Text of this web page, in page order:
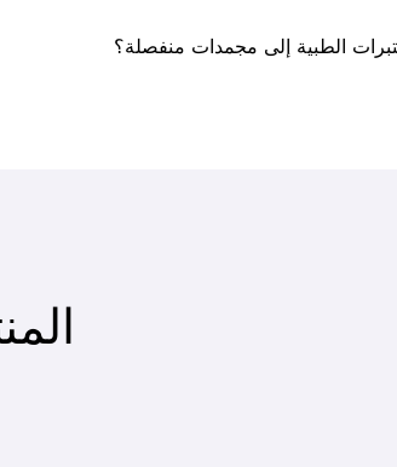
الطبية إلى مجمدات منفصلة؟